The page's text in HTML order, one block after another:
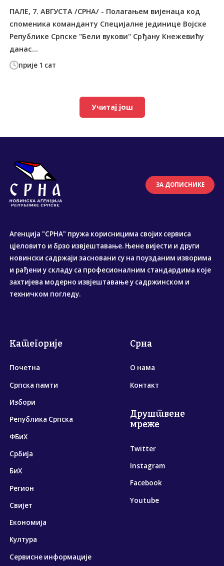
прије 1 сат
ПАЛЕ, 7. АВГУСТА /СРНА/ - Полагањем вијенаца код
споменика команданту Специјалне јединице Војске
Републике Српске "Бели вукови" Срђану Кнежевићу
данас...
Учитај још
ЗА ДОПИСНИКЕ
Агенција "СРНА" пружа корисницима својих сервиса
цјеловито и брзо извјештавање. Њене вијести и други
новински садржаји засновани су на поузданим изворима
и рађени у складу са професионалним стандардима које
захтијева модерно извјештавање у садржинском и
техничком погледу.
Категорије
Почетна
Српска памти
Избори
Република Српска
ФБиХ
Србија
БиХ
Регион
Свијет
Економија
Култура
Сервисне информације
Срна
О нама
Контакт
Друштвене
мреже
Twitter
Instagram
Facebook
Youtube